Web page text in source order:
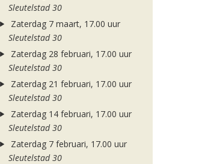
Sleutelstad 30
Zaterdag 7 maart, 17.00 uur
Sleutelstad 30
Zaterdag 28 februari, 17.00 uur
Sleutelstad 30
Zaterdag 21 februari, 17.00 uur
Sleutelstad 30
Zaterdag 14 februari, 17.00 uur
Sleutelstad 30
Zaterdag 7 februari, 17.00 uur
Sleutelstad 30